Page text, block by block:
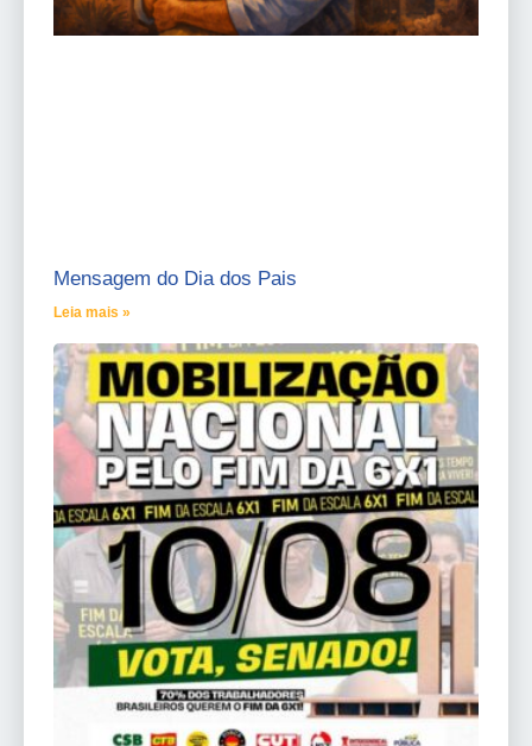
Mensagem do Dia dos Pais
Leia mais »